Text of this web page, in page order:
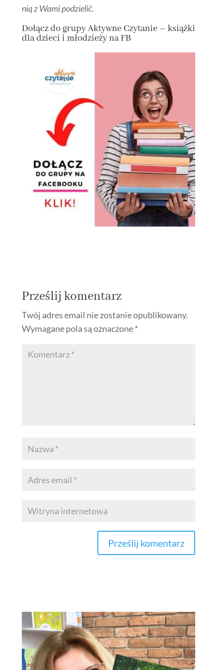
nią z Wami podzielić.
Dołączdo grupyAktywne Czytanie – książki
dla dzieci i młodzieży na FB
Prześlij komentarz
Twój adres email nie zostanie opublikowany.
Wymagane pola są oznaczone*